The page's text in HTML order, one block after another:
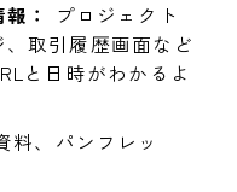
：
プロジェクト
取引履歴画面など
と日時がわかるよ
料、パンフレッ